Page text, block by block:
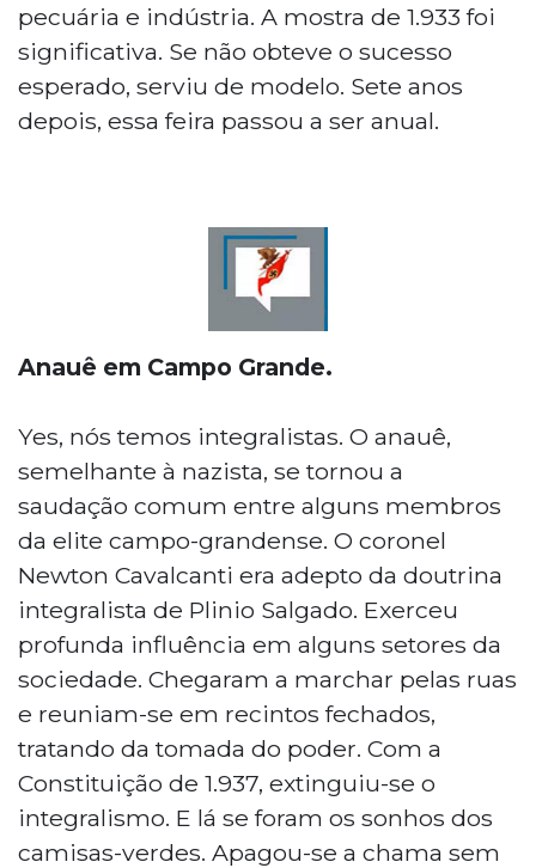
pecuária e indústria. A mostra de 1.933 foi
significativa. Se não obteve o sucesso
esperado, serviu de modelo. Sete anos
depois, essa feira passou a ser anual.
Anauê em Campo Grande.
Yes, nós temos integralistas. O anauê,
semelhante à nazista, se tornou a
saudação comum entre alguns membros
da elite campo-grandense. O coronel
Newton Cavalcanti era adepto da doutrina
integralista de Plinio Salgado. Exerceu
profunda influência em alguns setores da
sociedade. Chegaram a marchar pelas ruas
e reuniam-se em recintos fechados,
tratando da tomada do poder. Com a
Constituição de 1.937, extinguiu-se o
integralismo. E lá se foram os sonhos dos
camisas-verdes. Apagou-se a chama sem